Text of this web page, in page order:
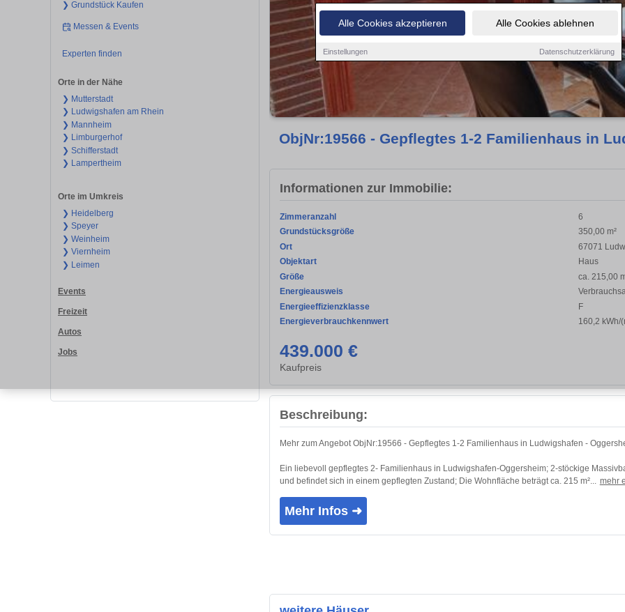
Alle Cookies akzeptieren Alle Cookies ablehnen
Einstellungen Datenschutzerklärung
❯ Grundstück Kaufen
Messen & Events
Experten finden
Orte in der Nähe
❯ Mutterstadt
❯ Ludwigshafen am Rhein
❯ Mannheim
❯ Limburgerhof
❯ Schifferstadt
❯ Lampertheim
Orte im Umkreis
❯ Heidelberg
❯ Speyer
❯ Weinheim
❯ Viernheim
❯ Leimen
Events
Freizeit
Autos
Jobs
ObjNr:19566 - Gepflegtes 1-2 Familienhaus in
Informationen zur Immobilie:
Zimmeranzahl
6
Grundstücksgröße
350,00 m²
Ort
67071
Objektart
Haus
Größe
ca. 215,00
Energieausweis
Energieeffizienzklasse
F
Energieverbrauchkennwert
160,2 kWh/
439.000 €
Kaufpreis
Beschreibung:
Mehr zum Angebot ObjNr:19566 - Gepflegtes 1-2 Familienhaus in Ludwigshafen -
Ein liebevoll gepflegtes 2- Familienhaus in Ludwigshafen-Oggersheim; 2-stöckige
und befindet sich in einem gepflegten Zustand; Die Wohnfläche beträgt ca. 215 m²...
mehr
Mehr Infos ➜